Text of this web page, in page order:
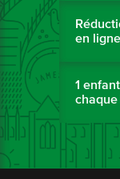
en ligne
1